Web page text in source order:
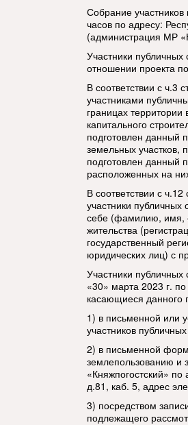
Собрание
часов по адресу:
(администрация МР
Участники
отношении проекта
В соответствии с ч.3
участниками
границах
капитального
подготовлен данный
земельных участков,
подготовлен данный
расположенных на
В соответствии с
участники
себе (фамилию, имя,
жительства
государственный
юридических лиц) с
Участники
«30» марта 2023 г.
касающиеся данного
1) в письменной или
участников
2) в письменной
землепользованию и
«Княжпогостский»
д.81, каб. 5, адрес
3) посредством
подлежащего